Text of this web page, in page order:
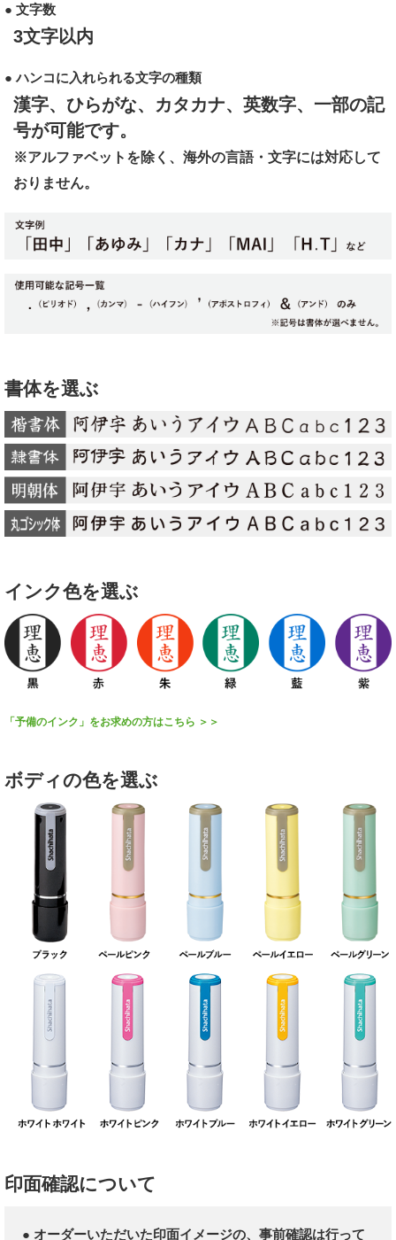
● 文字数
3文字以内
● ハンコに入れられる文字の種類
漢字、ひらがな、カタカナ、英数字、一部の記
号が可能です。
※アルファベットを除く、海外の言語・文字には対応して
おりません。
書体を選ぶ
インク色を選ぶ
「予備のインク」をお求めの方はこちら ＞＞
ボディの色を選ぶ
印面確認について
● オーダーいただいた印面イメージの、事前確認は行って